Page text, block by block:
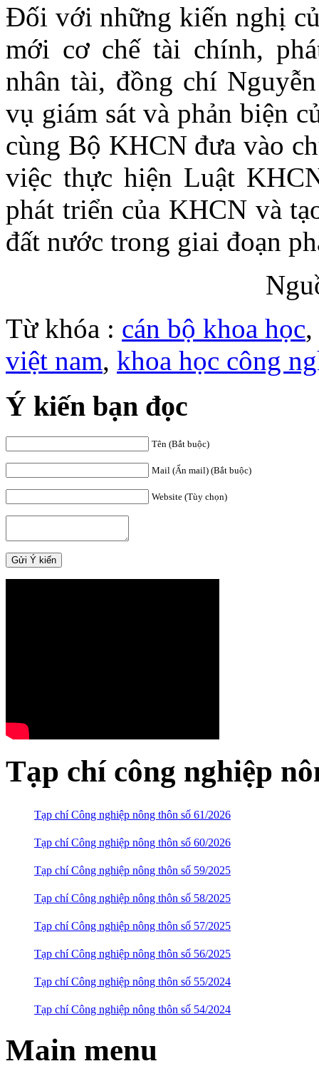
Đối với những kiến nghị
mới cơ chế tài chính,
nhân tài, đồng chí
vụ giám sát và phản biện
cùng Bộ KHCN đưa vào
việc thực hiện Luật
phát triển của KHCN và
đất nước trong giai đoạn
Từ khóa : cán bộ khoa học,
việt nam, khoa học công
Ý kiến bạn đọc
Tên (Bắt buộc)
Mail (Ẩn mail) (Bắt buộc)
Website (Tùy chọn)
Tạp chí công nghiệp
Tạp chí Công nghiệp nông thôn số 61/2026
Tạp chí Công nghiệp nông thôn số 60/2026
Tạp chí Công nghiệp nông thôn số 59/2025
Tạp chí Công nghiệp nông thôn số 58/2025
Tạp chí Công nghiệp nông thôn số 57/2025
Tạp chí Công nghiệp nông thôn số 56/2025
Tạp chí Công nghiệp nông thôn số 55/2024
Tạp chí Công nghiệp nông thôn số 54/2024
Main menu